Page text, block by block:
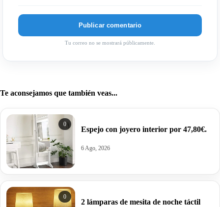
Tu correo no se mostrará públicamente.
Te aconsejamos que también veas...
0
Espejo con joyero interior por 47,80€.
6 Ago, 2026
0
2 lámparas de mesita de noche táctil